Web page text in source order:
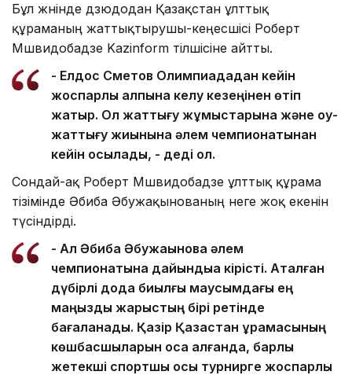
Бұл жөнінде дзюдодан Қазақстан ұлттық
құраманың жаттықтырушы-кеңесшісі Роберт
Мшвидобадзе Kazinform тілшісіне айтты.
- Елдос Сметов Олимпиададан кейін
жоспарлы қалпына келу кезеңінен өтіп
жатыр. Ол жаттығу жұмыстарына және оқу-
жаттығу жиынына әлем чемпионатынан
кейін қосылады, - деді ол.
Сондай-ақ Роберт Мшвидобадзе ұлттық құрама
тізімінде Әбиба Әбужақынованың неге жоқ екенін
түсіндірді.
- Ал Әбиба Әбужақынова әлем
чемпионатына дайындыққа кірісті. Аталған
дүбірлі дода биылғы маусымдағы ең
маңызды жарыстың бірі ретінде
бағаланады. Қазір Қазақстан құрамасының
көшбасшыларын қоса алғанда, барлық
жетекші спортшы осы турнирге жоспарлы